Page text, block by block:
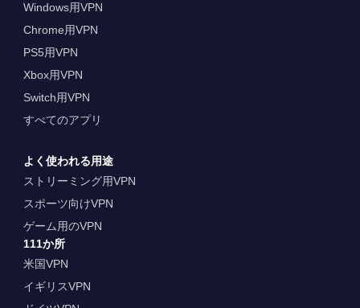
Windows用VPN
Chrome用VPN
PS5用VPN
Xbox用VPN
Switch用VPN
すべてのアプリ
よく使われる用途
ストリーミング用VPN
スポーツ向けVPN
ゲーム用のVPN
111か所
米国VPN
イギリスVPN